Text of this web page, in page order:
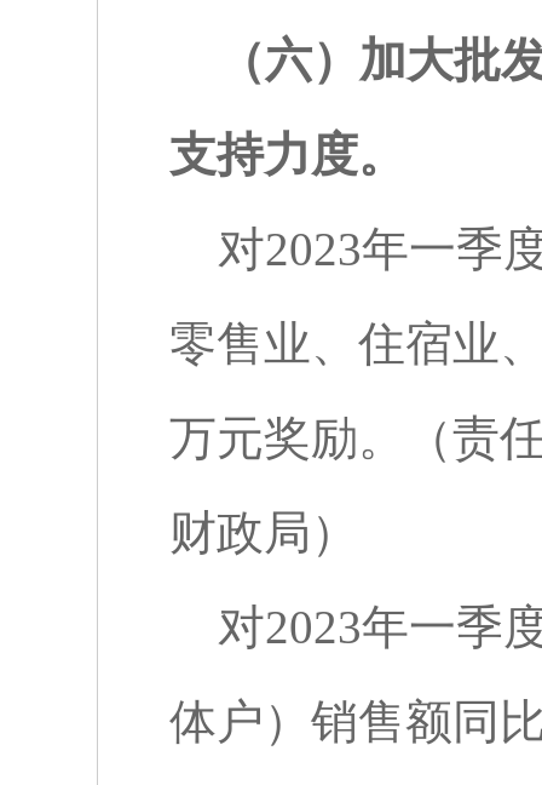
（六）加大批
支持力度。
对2023年一季
零售业、住宿业
万元奖励。（责
财政局）
对2023年一季
体户）销售额同